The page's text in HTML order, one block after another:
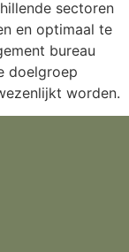
sectoren
en optimaal te
bureau
doelgroep
worden.